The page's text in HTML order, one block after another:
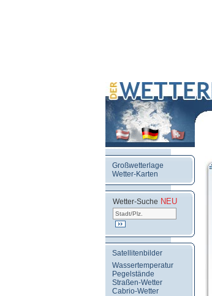
Großwetterlage
Wetter-Karten
Wetter-Suche NEU
Satellitenbilder
Wassertemperatur
Pegelstände
Straßen-Wetter
Cabrio-Wetter